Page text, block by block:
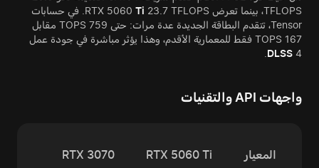
TFLOPS، بينما تعرض RTX 5060
Ti
23.7 TFLOPS. في حسابات
Tensor، تتقدم البطاقة الجديدة عدة مرات: حتى 759 TOPS مقابل
167 TOPS فقط للمعمارية الأقدم، وهذا يؤثر مباشرة في جودة عمل
DLSS 4.
واجهات API والتقنيات
المعيار RTX 5060 Ti
RTX 3070